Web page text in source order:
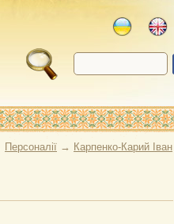
Персоналії → Карпенко-Карий Іван